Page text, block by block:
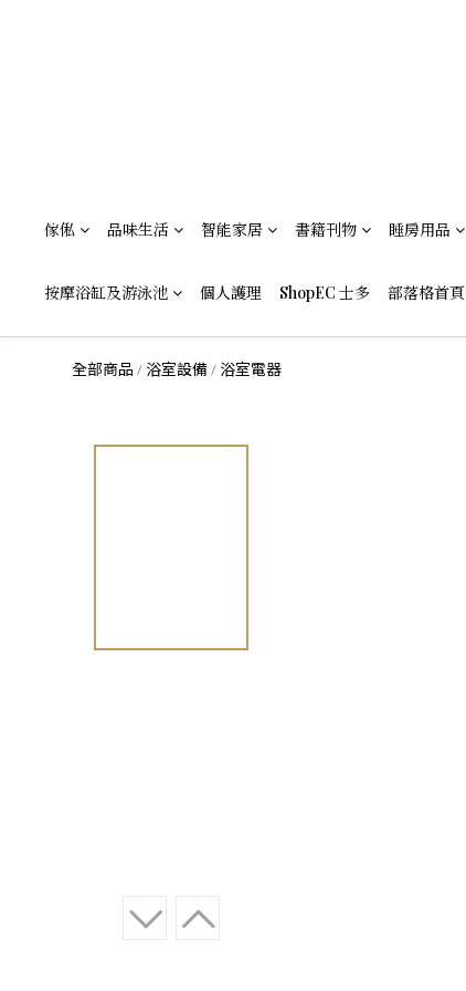
傢俬 品味生活 智能家居 書籍刊物 睡房用品
按摩浴缸及游泳池 個人護理 ShopEC 士多 部落格首頁
全部商品 / 浴室設備 / 浴室電器